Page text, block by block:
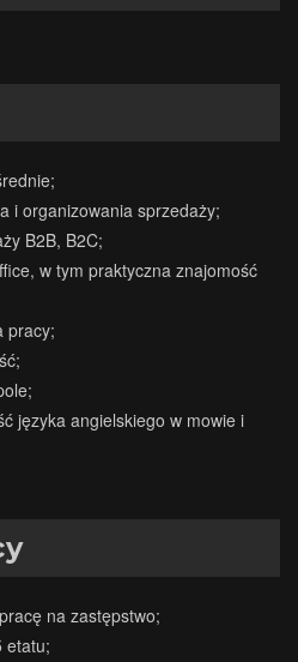
i organizowania sprzedaży;
B2B, B2C;
w tym praktyczna znajomość
pracy;
języka angielskiego w mowie i
na zastępstwo;
etatu;